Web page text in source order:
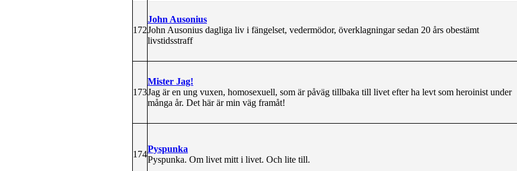
172
John Ausonius
John Ausonius dagliga liv i fängelset, vedermödor, överklagningar sedan 20 års obestämt
livstidsstraff
173
Mister Jag!
Jag är en ung vuxen, homosexuell, som är påväg tillbaka till livet efter ha levt som heroinist under
många år. Det här är min väg framåt!
174
Pyspunka
Pyspunka. Om livet mitt i livet. Och lite till.